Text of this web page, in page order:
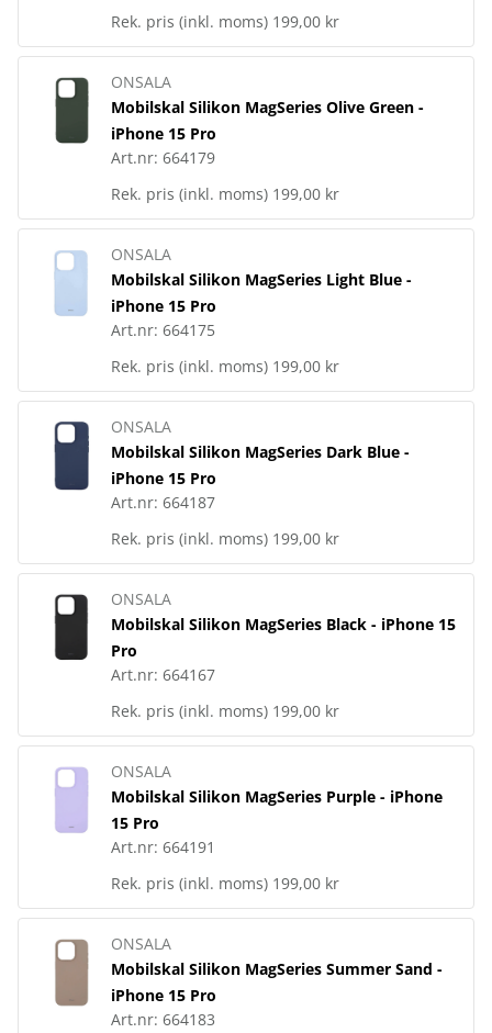
Rek. pris (inkl. moms) 199,00 kr
ONSALA
Mobilskal Silikon MagSeries Olive Green -
iPhone 15 Pro
Art.nr: 664179
Rek. pris (inkl. moms) 199,00 kr
ONSALA
Mobilskal Silikon MagSeries Light Blue -
iPhone 15 Pro
Art.nr: 664175
Rek. pris (inkl. moms) 199,00 kr
ONSALA
Mobilskal Silikon MagSeries Dark Blue -
iPhone 15 Pro
Art.nr: 664187
Rek. pris (inkl. moms) 199,00 kr
ONSALA
Mobilskal Silikon MagSeries Black - iPhone 15
Pro
Art.nr: 664167
Rek. pris (inkl. moms) 199,00 kr
ONSALA
Mobilskal Silikon MagSeries Purple - iPhone
15 Pro
Art.nr: 664191
Rek. pris (inkl. moms) 199,00 kr
ONSALA
Mobilskal Silikon MagSeries Summer Sand -
iPhone 15 Pro
Art.nr: 664183